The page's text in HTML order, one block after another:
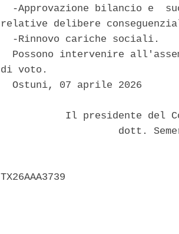
-Approvazione bilancio e
relative delibere
  -Rinnovo cariche sociali.
Possono intervenire
di voto.
  Ostuni, 07 aprile 2026
Il presidente del
dott.